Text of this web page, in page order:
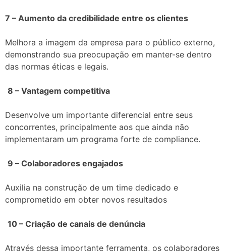
7 – Aumento da credibilidade entre os clientes
Melhora a imagem da empresa para o público externo,
demonstrando sua preocupação em manter-se dentro
das normas éticas e legais.
8 – Vantagem competitiva
Desenvolve um importante diferencial entre seus
concorrentes, principalmente aos que ainda não
implementaram um programa forte de compliance.
9 – Colaboradores engajados
Auxilia na construção de um time dedicado e
comprometido em obter novos resultados
10 – Criação de canais de denúncia
Através dessa importante ferramenta, os colaboradores